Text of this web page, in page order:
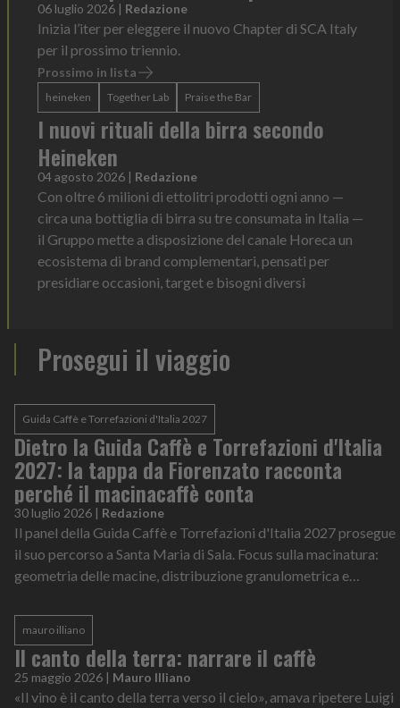
06 luglio 2026 | Redazione
Inizia l’iter per eleggere il nuovo Chapter di SCA Italy
per il prossimo triennio.
Prossimo in lista
heineken Together Lab Praise the Bar
I nuovi rituali della birra secondo
Heineken
04 agosto 2026 | Redazione
Con oltre 6 milioni di ettolitri prodotti ogni anno —
circa una bottiglia di birra su tre consumata in Italia —
il Gruppo mette a disposizione del canale Horeca un
ecosistema di brand complementari, pensati per
presidiare occasioni, target e bisogni diversi
Prosegui il viaggio
Guida Caffè e Torrefazioni d'Italia 2027
Dietro la Guida Caffè e Torrefazioni d'Italia
2027: la tappa da Fiorenzato racconta
perché il macinacaffè conta
30 luglio 2026 | Redazione
Il panel della Guida Caffè e Torrefazioni d'Italia 2027 prosegue
il suo percorso a Santa Maria di Sala. Focus sulla macinatura:
geometria delle macine, distribuzione granulometrica e
imparziali e confrontabili
mauro illiano
Il canto della terra: narrare il caffè
25 maggio 2026 | Mauro Illiano
«Il vino è il canto della terra verso il cielo», amava ripetere Luigi